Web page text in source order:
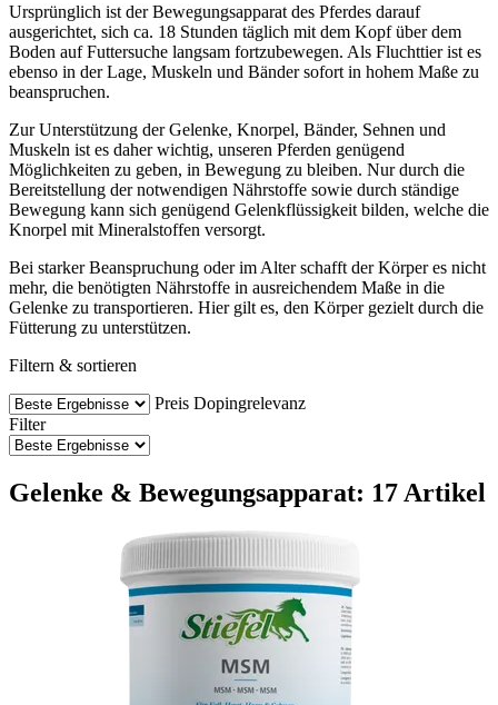
Ursprünglich ist der Bewegungsapparat des Pferdes darauf
ausgerichtet, sich ca. 18 Stunden täglich mit dem Kopf über dem
Boden auf Futtersuche langsam fortzubewegen. Als Fluchttier ist es
ebenso in der Lage, Muskeln und Bänder sofort in hohem Maße zu
beanspruchen.
Zur Unterstützung der Gelenke, Knorpel, Bänder, Sehnen und
Muskeln ist es daher wichtig, unseren Pferden genügend
Möglichkeiten zu geben, in Bewegung zu bleiben. Nur durch die
Bereitstellung der notwendigen Nährstoffe sowie durch ständige
Bewegung kann sich genügend Gelenkflüssigkeit bilden, welche die
Knorpel mit Mineralstoffen versorgt.
Bei starker Beanspruchung oder im Alter schafft der Körper es nicht
mehr, die benötigten Nährstoffe in ausreichendem Maße in die
Gelenke zu transportieren. Hier gilt es, den Körper gezielt durch die
Fütterung zu unterstützen.
Filtern & sortieren
Preis Dopingrelevanz
Filter
Gelenke & Bewegungsapparat: 17 Artikel